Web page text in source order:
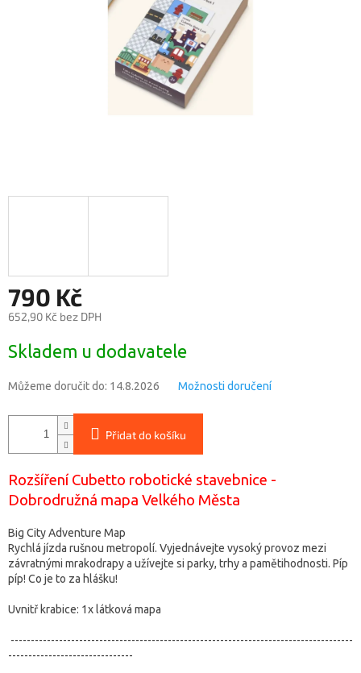
790 Kč
652,90 Kč bez DPH
cena:
Skladem u dodavatele
Můžeme doručit do: 14.8.2026 Možnosti doručení
Přidat do košíku
Rozšíření Cubetto robotické stavebnice -
Dobrodružná mapa Velkého Města
Big City Adventure Map
Rychlá jízda rušnou metropolí. Vyjednávejte vysoký provoz mezi
závratnými mrakodrapy a užívejte si parky, trhy a pamětihodnosti. Píp
píp! Co je to za hlášku!
Uvnitř krabice: 1x látková mapa
-------------------------------------------------------------------------------------
-------------------------------